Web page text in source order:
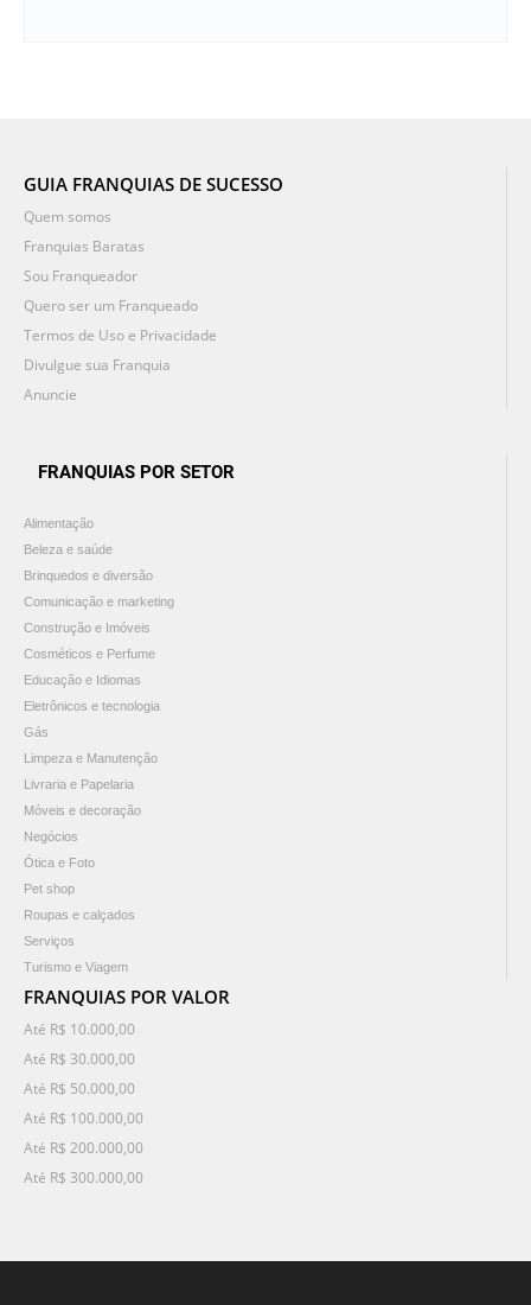
GUIA FRANQUIAS DE SUCESSO
Quem somos
Franquias Baratas
Sou Franqueador
Quero ser um Franqueado
Termos de Uso e Privacidade
Divulgue sua Franquia
Anuncie
FRANQUIAS POR SETOR
Alimentação
Beleza e saúde
Brinquedos e diversão
Comunicação e marketing
Construção e Imóveis
Cosméticos e Perfume
Educação e Idiomas
Eletrônicos e tecnologia
Gás
Limpeza e Manutenção
Livraria e Papelaria
Móveis e decoração
Negócios
Ótica e Foto
Pet shop
Roupas e calçados
Serviços
Turismo e Viagem
FRANQUIAS POR VALOR
Até R$ 10.000,00
Até R$ 30.000,00
Até R$ 50.000,00
Até R$ 100.000,00
Até R$ 200.000,00
Até R$ 300.000,00